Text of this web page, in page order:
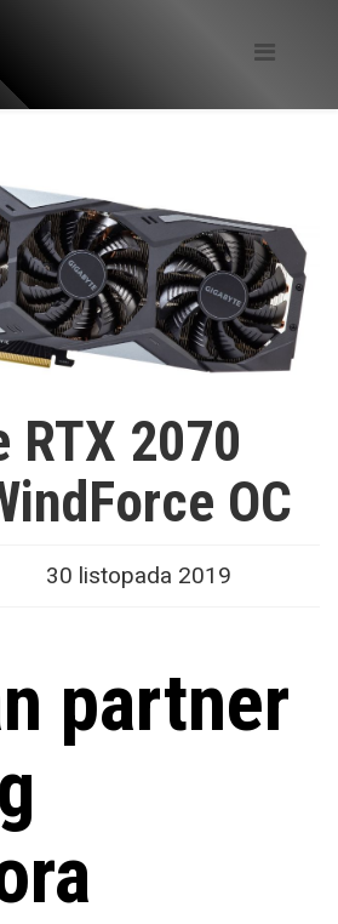
RTX 2070
OC
30 listopada 2019
partner